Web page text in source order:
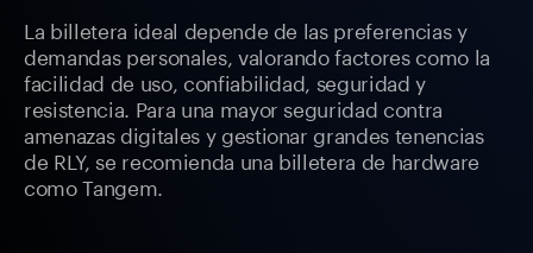
La billetera ideal depende de las preferencias y
demandas personales, valorando factores como la
facilidad de uso, confiabilidad, seguridad y
resistencia. Para una mayor seguridad contra
amenazas digitales y gestionar grandes tenencias
de RLY, se recomienda una billetera de hardware
como Tangem.